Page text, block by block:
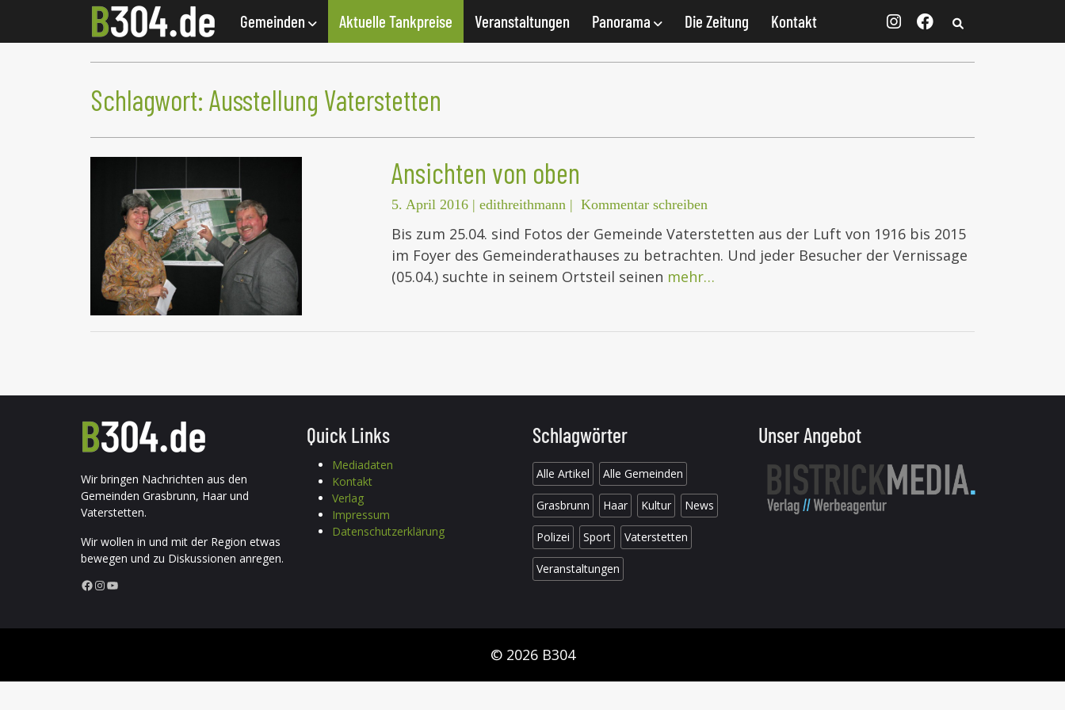
Gemeinden Aktuelle Tankpreise Veranstaltungen Panorama Die Zeitung Kontakt
Schlagwort: Ausstellung Vaterstetten
Ansichten von oben
5. April 2016 | edithreithmann | Kommentar schreiben
Bis zum 25.04. sind Fotos der Gemeinde Vaterstetten aus der Luft von 1916 bis 2015
im Foyer des Gemeinderathauses zu betrachten. Und jeder Besucher der Vernissage
(05.04.) suchte in seinem Ortsteil seinen mehr…
Wir bringen Nachrichten aus den
Gemeinden Grasbrunn, Haar und
Vaterstetten.
Wir wollen in und mit der Region etwas
bewegen und zu Diskussionen anregen.
Facebook InstagramYouTube
Quick Links
Mediadaten
Kontakt
Verlag
Impressum
Datenschutzerklärung
Schlagwörter
Alle Artikel Alle Gemeinden
Grasbrunn Haar Kultur News
Polizei Sport Vaterstetten
Veranstaltungen
Unser Angebot
© 2026 B304